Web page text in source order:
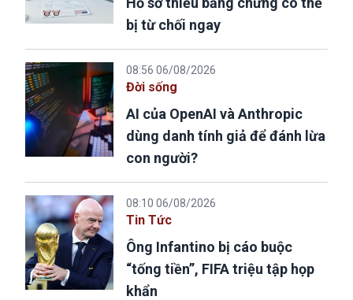
bị từ chối ngay
08:56 06/08/2026
Đời sống
AI của OpenAI và Anthropic
dùng danh tính giả để đánh lừa
con người?
08:10 06/08/2026
Tin Tức
Ông Infantino bị cáo buộc
“tống tiền”, FIFA triệu tập họp
khẩn